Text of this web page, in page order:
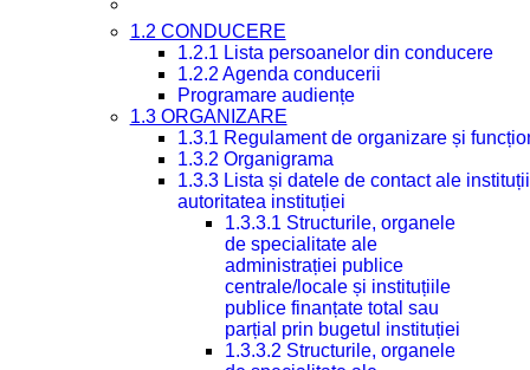
1.2 CONDUCERE
1.2.1 Lista persoanelor din conducere
1.2.2 Agenda conducerii
Programare audiențe
1.3 ORGANIZARE
1.3.1 Regulament de organizare și
1.3.2 Organigrama
1.3.3 Lista și datele de contact ale
autoritatea instituției
1.3.3.1 Structurile, organele
de specialitate ale
administrației publice
centrale/locale și instituțiile
publice finanțate total sau
parțial prin bugetul instituției
1.3.3.2 Structurile, organele